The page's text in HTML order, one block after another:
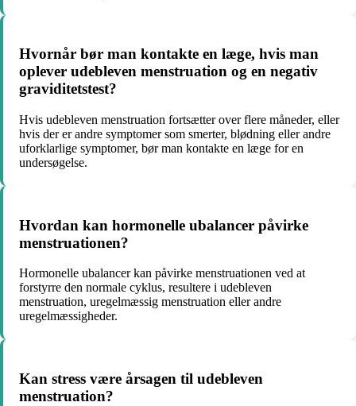
Hvornår bør man kontakte en læge, hvis man
oplever udebleven menstruation og en negativ
graviditetstest?
Hvis udebleven menstruation fortsætter over flere måneder, eller
hvis der er andre symptomer som smerter, blødning eller andre
uforklarlige symptomer, bør man kontakte en læge for en
undersøgelse.
Hvordan kan hormonelle ubalancer påvirke
menstruationen?
Hormonelle ubalancer kan påvirke menstruationen ved at
forstyrre den normale cyklus, resultere i udebleven
menstruation, uregelmæssig menstruation eller andre
uregelmæssigheder.
Kan stress være årsagen til udebleven
menstruation?